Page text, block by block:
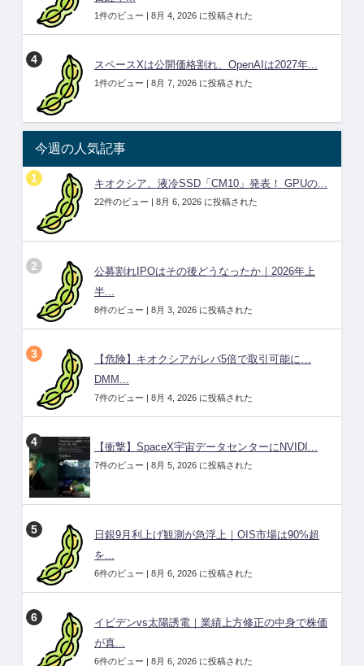
1件のビュー | 8月 4, 2026 に投稿された
スペースXは公開価格割れ、OpenAIは2027年...
1件のビュー | 8月 7, 2026 に投稿された
今週の人気記事
キオクシア、液冷SSD「CM10」発表！ GPUの...
22件のビュー | 8月 6, 2026 に投稿された
公募割れIPOはその後どうなったか｜2026年上
半...
8件のビュー | 8月 3, 2026 に投稿された
【危険】キオクシアがレバ5倍で取引可能に…
DMM...
7件のビュー | 8月 4, 2026 に投稿された
【衝撃】SpaceX宇宙データセンターにNVIDI...
7件のビュー | 8月 5, 2026 に投稿された
日銀9月利上げ観測が急浮上｜OIS市場は90%超
を...
6件のビュー | 8月 6, 2026 に投稿された
イビデンvs太陽誘電｜業績上方修正の中身で株価
が真...
6件のビュー | 8月 6, 2026 に投稿された